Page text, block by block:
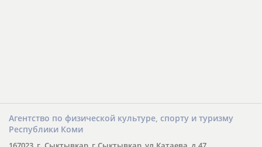
Агентство по физической культуре, спорту и туризму
Республики Коми